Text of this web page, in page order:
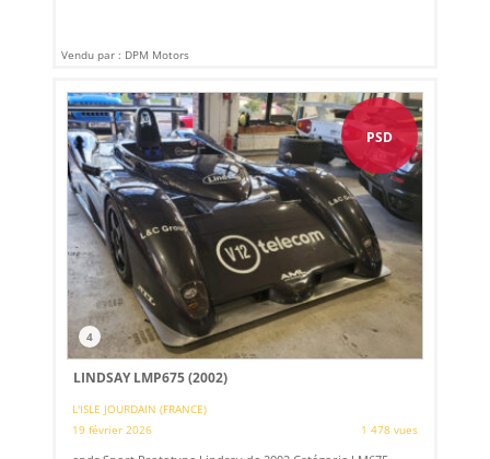
Vendu par : DPM Motors
PSD
4
LINDSAY LMP675 (2002)
L'ISLE JOURDAIN (FRANCE)
19 février 2026
1 478 vues